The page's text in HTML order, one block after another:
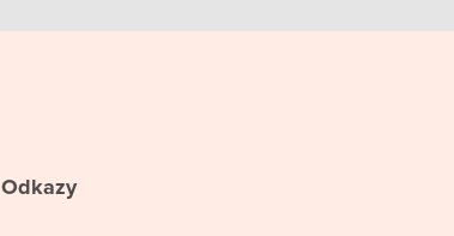
Odkazy